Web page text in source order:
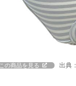
この商品を見る 出典